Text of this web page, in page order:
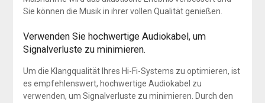
Sie können die Musik in ihrer vollen Qualität genießen.
Verwenden Sie hochwertige Audiokabel, um
Signalverluste zu minimieren.
Um die Klangqualität Ihres Hi-Fi-Systems zu optimieren, ist
es empfehlenswert, hochwertige Audiokabel zu
verwenden, um Signalverluste zu minimieren. Durch den